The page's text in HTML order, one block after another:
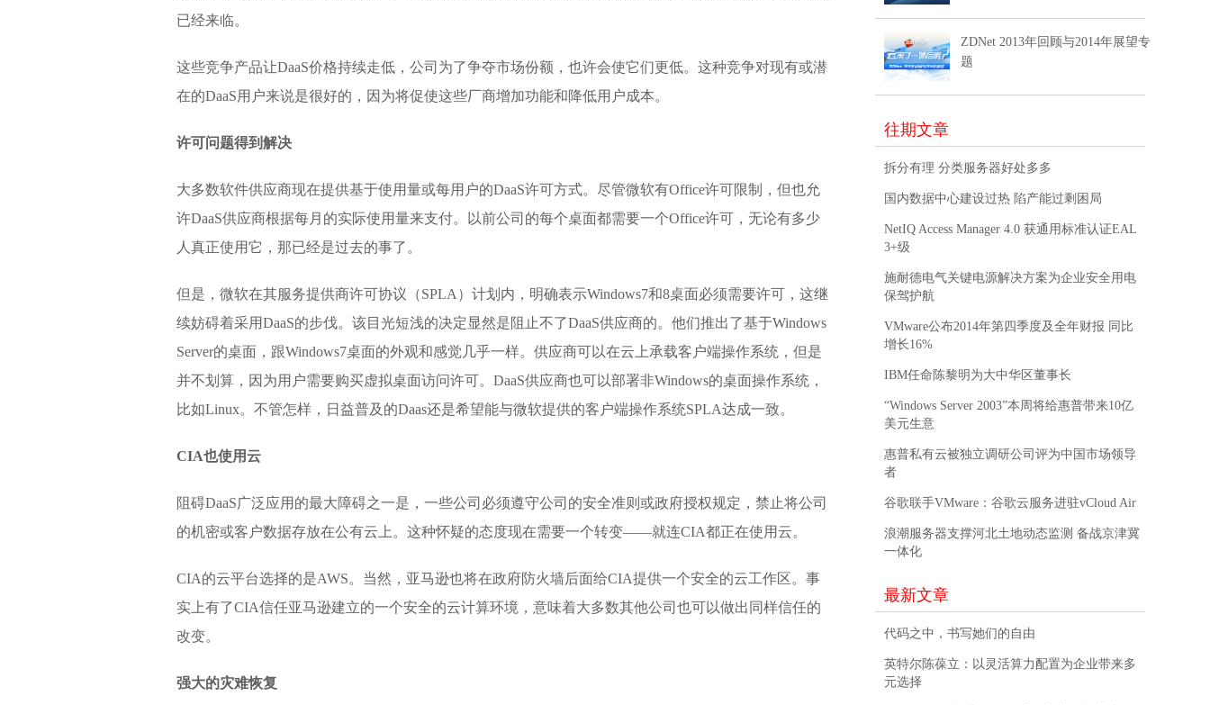
已经来临。
这些竞争产品让DaaS价格持续走低，公司为了争夺市场份额，也许会使它们更低。这种竞争对现有或潜
在的DaaS用户来说是很好的，因为将促使这些厂商增加功能和降低用户成本。
许可问题得到解决
大多数软件供应商现在提供基于使用量或每用户的DaaS许可方式。尽管微软有Office许可限制，但也允
许DaaS供应商根据每月的实际使用量来支付。以前公司的每个桌面都需要一个Office许可，无论有多少
人真正使用它，那已经是过去的事了。
但是，微软在其服务提供商许可协议（SPLA）计划内，明确表示Windows7和8桌面必须需要许可，这继
续妨碍着采用DaaS的步伐。该目光短浅的决定显然是阻止不了DaaS供应商的。他们推出了基于Windows
Server的桌面，跟Windows7桌面的外观和感觉几乎一样。供应商可以在云上承载客户端操作系统，但是
并不划算，因为用户需要购买虚拟桌面访问许可。DaaS供应商也可以部署非Windows的桌面操作系统，
比如Linux。不管怎样，日益普及的Daas还是希望能与微软提供的客户端操作系统SPLA达成一致。
CIA也使用云
阻碍DaaS广泛应用的最大障碍之一是，一些公司必须遵守公司的安全准则或政府授权规定，禁止将公司
的机密或客户数据存放在公有云上。这种怀疑的态度现在需要一个转变——就连CIA都正在使用云。
CIA的云平台选择的是AWS。当然，亚马逊也将在政府防火墙后面给CIA提供一个安全的云工作区。事
实上有了CIA信任亚马逊建立的一个安全的云计算环境，意味着大多数其他公司也可以做出同样信任的
改变。
强大的灾难恢复
ZDNet 2013年回顾与2014年展望专
题
往期文章
拆分有理 分类服务器好处多多
国内数据中心建设过热 陷产能过剩困局
NetIQ Access Manager 4.0 获通用标准认证EAL
3+级
施耐德电气关键电源解决方案为企业安全用电
保驾护航
VMware公布2014年第四季度及全年财报 同比
增长16%
IBM任命陈黎明为大中华区董事长
“Windows Server 2003”本周将给惠普带来10亿
美元生意
惠普私有云被独立调研公司评为中国市场领导
者
谷歌联手VMware：谷歌云服务进驻vCloud Air
浪潮服务器支撑河北土地动态监测 备战京津冀
一体化
最新文章
代码之中，书写她们的自由
英特尔陈葆立：以灵活算力配置为企业带来多
元选择